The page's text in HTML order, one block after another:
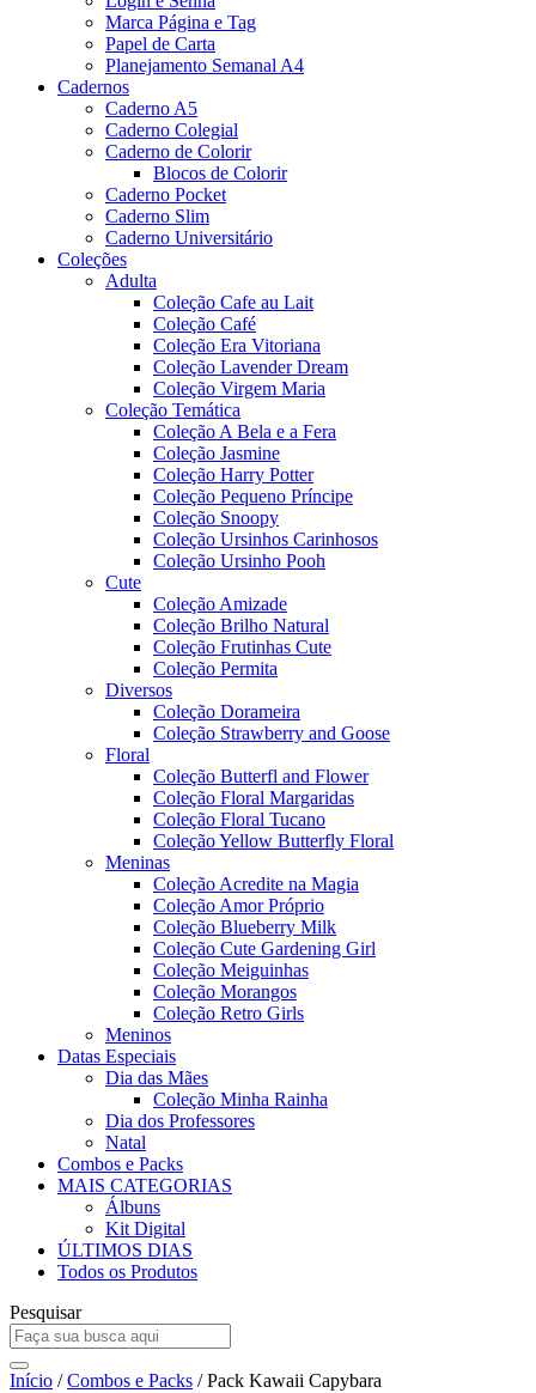
Marca Página e Tag
Papel de Carta
Planejamento Semanal A4
Cadernos
Caderno A5
Caderno Colegial
Caderno de Colorir
Blocos de Colorir
Caderno Pocket
Caderno Slim
Caderno Universitário
Coleções
Adulta
Coleção Cafe au Lait
Coleção Café
Coleção Era Vitoriana
Coleção Lavender Dream
Coleção Virgem Maria
Coleção Temática
Coleção A Bela e a Fera
Coleção Jasmine
Coleção Harry Potter
Coleção Pequeno Príncipe
Coleção Snoopy
Coleção Ursinhos Carinhosos
Coleção Ursinho Pooh
Cute
Coleção Amizade
Coleção Brilho Natural
Coleção Frutinhas Cute
Coleção Permita
Diversos
Coleção Dorameira
Coleção Strawberry and Goose
Floral
Coleção Butterfl and Flower
Coleção Floral Margaridas
Coleção Floral Tucano
Coleção Yellow Butterfly Floral
Meninas
Coleção Acredite na Magia
Coleção Amor Próprio
Coleção Blueberry Milk
Coleção Cute Gardening Girl
Coleção Meiguinhas
Coleção Morangos
Coleção Retro Girls
Meninos
Datas Especiais
Dia das Mães
Coleção Minha Rainha
Dia dos Professores
Natal
Combos e Packs
MAIS CATEGORIAS
Álbuns
Kit Digital
ÚLTIMOS DIAS
Todos os Produtos
Pesquisar
Início /Combos e Packs / Pack Kawaii Capybara